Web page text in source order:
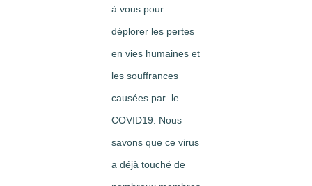
à vous pour
déplorer les pertes
en vies humaines et
les souffrances
causées par le
COVID19. Nous
savons que ce virus
a déjà touché de